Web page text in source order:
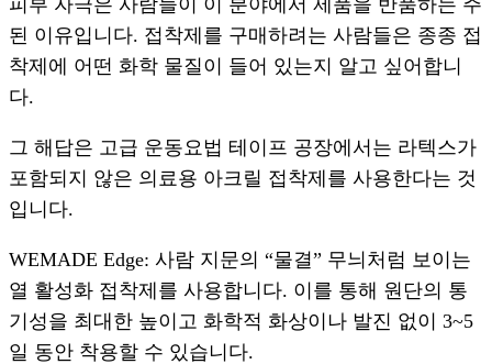
된 이유입니다. 접착제를 구매하려는 사람들은 종종 접
착제에 어떤 화학 물질이 들어 있는지 알고 싶어합니
다.
그 해답은 고급 운동요법 테이프 공장에서는 라텍스가
포함되지 않은 의료용 아크릴 접착제를 사용한다는 것
입니다.
WEMADE Edge: 사람 지문의 “물결” 무늬처럼 보이는
열 활성화 접착제를 사용합니다. 이를 통해 원단의 통
기성을 최대한 높이고 화학적 화상이나 발진 없이 3~5
일 동안 착용할 수 있습니다.